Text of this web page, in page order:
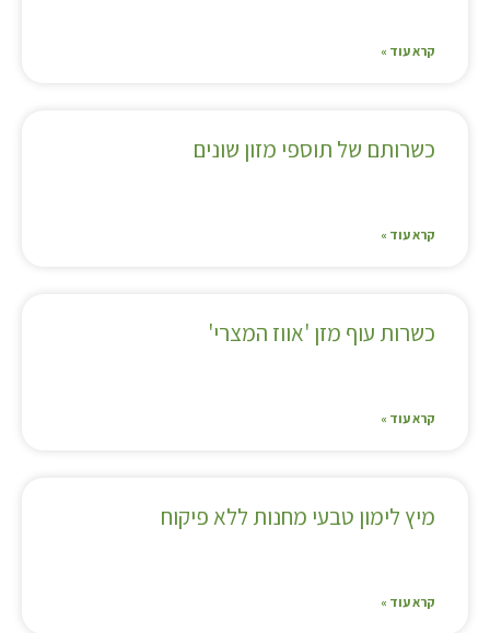
קרא עוד »
כשרותם של תוספי מזון שונים
קרא עוד »
כשרות עוף מזן 'אווז המצרי'
קרא עוד »
מיץ לימון טבעי מחנות ללא פיקוח
קרא עוד »